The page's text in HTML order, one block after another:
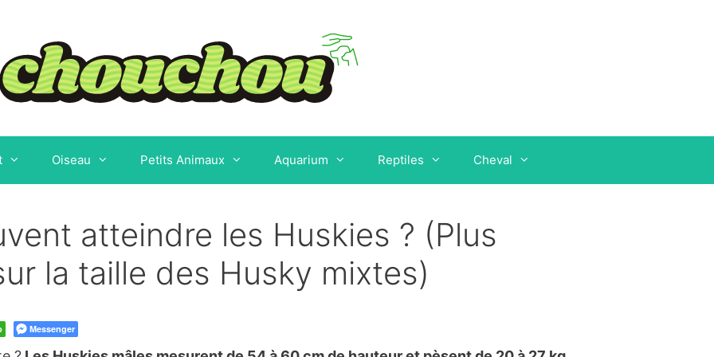
Oiseau Petits Animaux Aquarium Reptiles Cheval
atteindre les Huskies ? (Plus
la taille des Husky mixtes)
Messenger